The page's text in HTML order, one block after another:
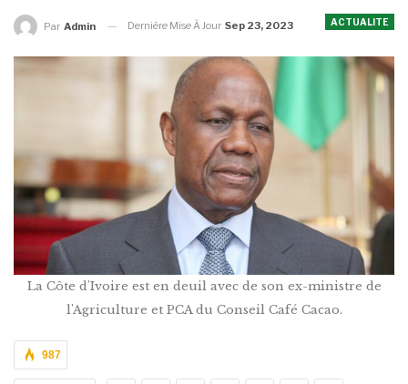
ACTUALITE
Par Admin Dernière Mise À Jour Sep 23, 2023
La Côte d'Ivoire est en deuil avec de son ex-ministre de
l'Agriculture et PCA du Conseil Café Cacao.
987